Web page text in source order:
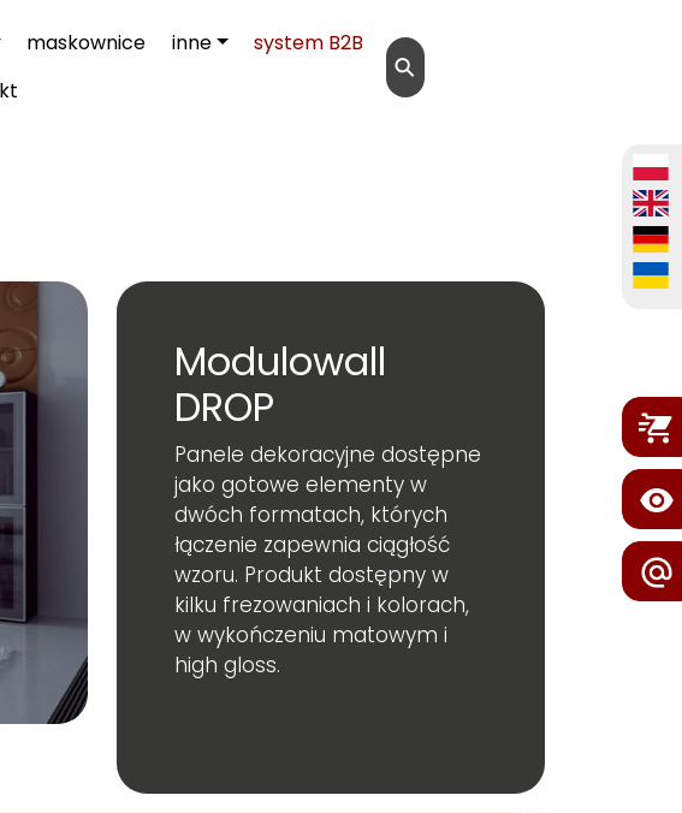
maskownice inne
system B2B
⚲
Modulowall
DROP
Panele dekoracyjne dostępne
jako gotowe elementy w
dwóch formatach, których
łączenie zapewnia ciągłość
wzoru. Produkt dostępny w
kilku frezowaniach i kolorach,
w wykończeniu matowym i
high gloss.